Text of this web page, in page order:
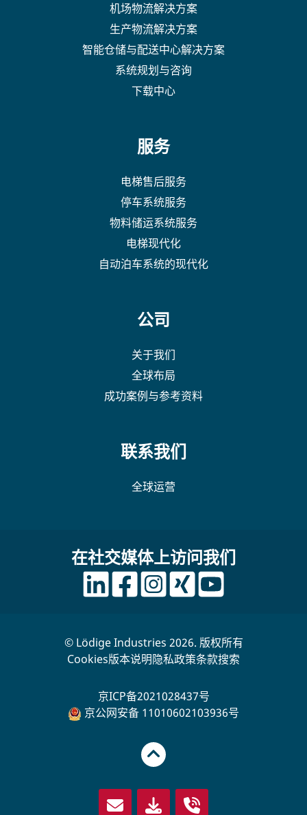
机场物流解决方案
生产物流解决方案
智能仓储与配送中心解决方案
系统规划与咨询
下载中心
服务
电梯售后服务
停车系统服务
物料储运系统服务
电梯现代化
自动泊车系统的现代化
公司
关于我们
全球布局
成功案例与参考资料
联系我们
全球运营
在社交媒体上访问我们
© Lödige Industries 2026. 版权所有
Cookies版本说明隐私政策条款搜索
京ICP备2021028437号
京公网安备 11010602103936号